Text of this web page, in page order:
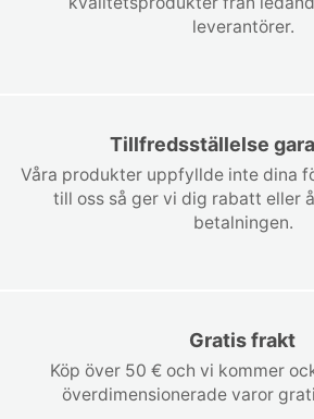
leverantörer.
Tillfredsställelse
Våra produkter uppfyllde inte dina
till oss så ger vi dig rabatt eller
betalningen.
Gratis frakt
Köp över 50 € och vi kommer
överdimensionerade varor